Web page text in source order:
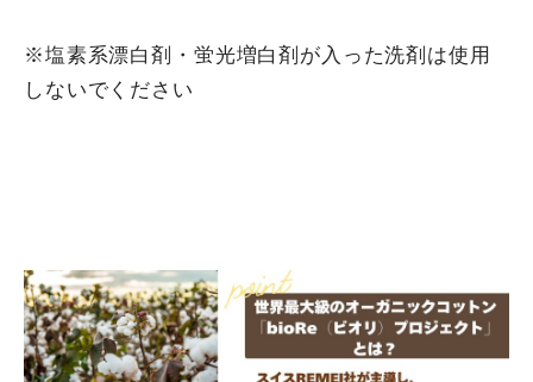
※塩素系漂白剤・蛍光増白剤が入った洗剤は使用
しないでください